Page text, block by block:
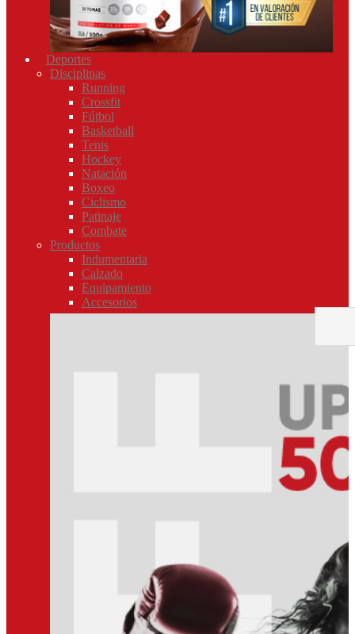
Deportes
Disciplinas
Running
Crossfit
Fútbol
Basketball
Tenis
Hockey
Natación
Boxeo
Ciclismo
Patinaje
Combate
Productos
Indumentaria
Calzado
Equipamiento
Accesorios